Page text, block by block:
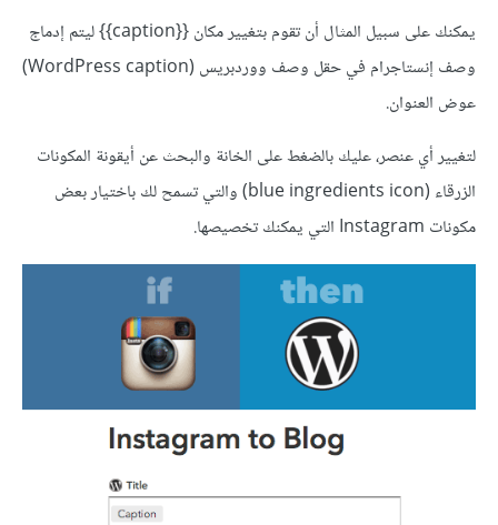
يمكنك على سبيل المثال أن تقوم بتغيير مكان {{caption}} ليتم إدماج
وصف إنستاجرام في حقل وصف ووردبريس (WordPress caption)
عوض العنوان.
لتغيير أي عنصر، عليك بالضغط على الخانة والبحث عن أيقونة المكونات
الزرقاء (blue ingredients icon) والتي تسمح لك باختيار بعض
مكونات Instagram التي يمكنك تخصيصها.